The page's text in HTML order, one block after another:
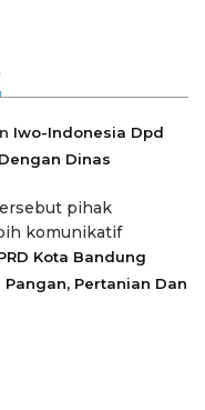
Iwo-Indonesia Dpd
Dinas
pihak
komunikatif
Kota Bandung
Pertanian Dan